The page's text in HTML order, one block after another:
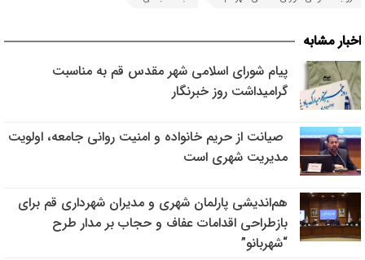
اخبار مشابه
پیام شورای اسلامی شهر مقدس قم به مناسبت
گرامیداشت روز خبرنگار
صیانت از حریم خانواده و امنیت روانی جامعه، اولویت
مدیریت شهری است
هم‌اندیشی پارلمان شهری و مدیران شهرداری قم برای
بازطراحی اقدامات عفاف و حجاب بر مدار طرح
“شهربانو”